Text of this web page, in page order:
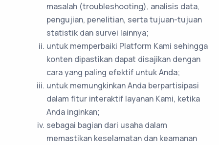
masalah (troubleshooting), analisis data,
pengujian, penelitian, serta tujuan-tujuan
statistik dan survei lainnya;
untuk memperbaiki Platform Kami sehingga
konten dipastikan dapat disajikan dengan
cara yang paling efektif untuk Anda;
untuk memungkinkan Anda berpartisipasi
dalam fitur interaktif layanan Kami, ketika
Anda inginkan;
sebagai bagian dari usaha dalam
memastikan keselamatan dan keamanan